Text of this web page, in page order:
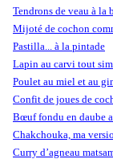
Tendrons de veau à la
Mijoté de cochon
Pastilla... à la pintade
Lapin au carvi tout
Poulet au miel et au
Confit de joues de
Bœuf fondu en daube
Chakchouka, ma
Curry d’agneau